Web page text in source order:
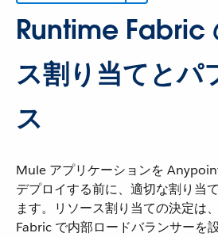
Runtime Fabric
ス割り当てとパ
ス
Mule アプリケーションを
デプロイする前に、適切な割り当
ます。リソース割り当ての決定
Fabric で内部ロードバランサーを